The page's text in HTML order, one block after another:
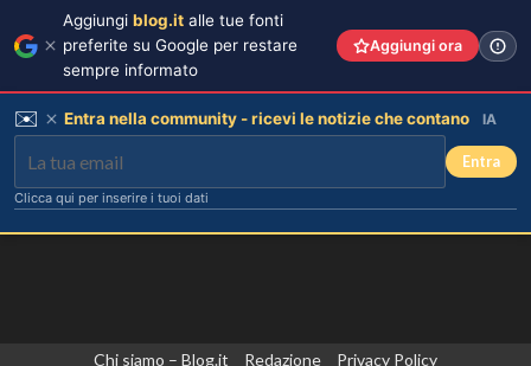
Chi siamo – Blog.it Redazione Privacy Policy
Aggiungi blog.it alle tue fonti
preferite su Google per restare
sempre informato
Aggiungi ora
✉️ Entra nella community - ricevi le notizie che contano IA
Entra
Clicca qui per inserire i tuoi dati